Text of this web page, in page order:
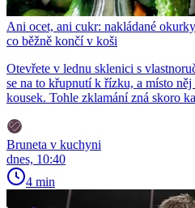
Ani ocet, ani cukr: nakládané
co běžně končí v koši
Otevřete v lednu sklenici s
se na to křupnutí k řízku, a místo
kousek. Tohle zklamání zná skoro
Bruneta v kuchyni
dnes, 10:40
4 min